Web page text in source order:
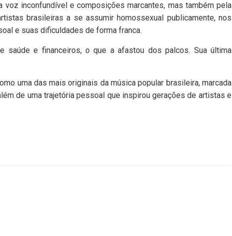
voz inconfundível e composições marcantes, mas também pela
brasileiras a se assumir homossexual publicamente, nos
e suas dificuldades de forma franca.
saúde e financeiros, o que a afastou dos palcos. Sua última
uma das mais originais da música popular brasileira, marcada
de uma trajetória pessoal que inspirou gerações de artistas e